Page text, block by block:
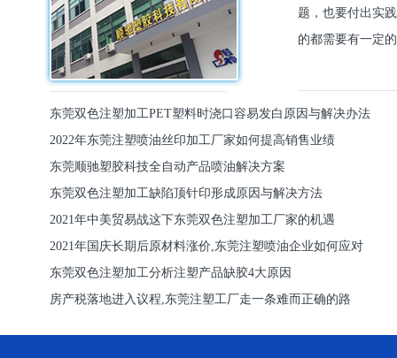
题，也要付出实
的都需要有一定
东莞双色注塑加工PET塑料时浇口容易发白原因与解决办法
2022年东莞注塑喷油丝印加工厂家如何提高销售业绩
东莞顺驰塑胶科技全自动产品喷油解决方案
东莞双色注塑加工缺陷顶针印形成原因与解决方法
2021年中美贸易战这下东莞双色注塑加工厂家的机遇
2021年国庆长期后原材料涨价,东莞注塑喷油企业如何应对
东莞双色注塑加工分析注塑产品缺胶4大原因
房产税落地进入议程,东莞注塑工厂走一条难而正确的路